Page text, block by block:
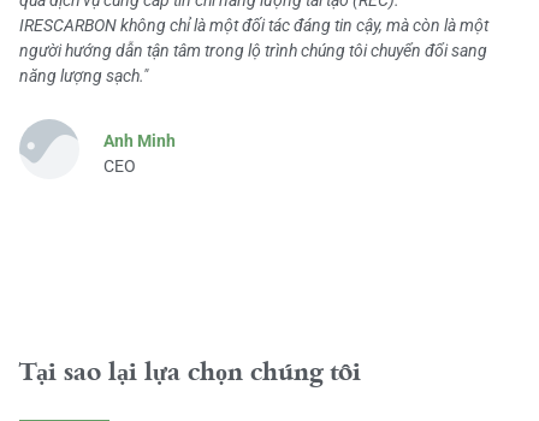
IRESCARBON không chỉ là một đối tác đáng tin cậy, mà còn là một
người hướng dẫn tận tâm trong lộ trình chúng tôi chuyển đổi sang
năng lượng sạch."
Anh Minh
CEO
Tại sao lại lựa chọn chúng tôi